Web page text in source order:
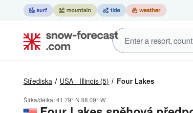
Střediska USA - Illinois (5) Four Lakes
Šířka/délka:41.79° N 88.09° W